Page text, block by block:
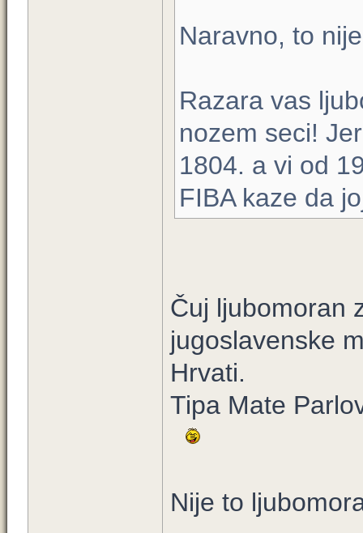
Naravno, to
Razara vas
nozem seci!
1804. a vi od
FIBA kaze da
Čuj ljubomoran
jugoslavenske
Hrvati.
Tipa Mate
Nije to